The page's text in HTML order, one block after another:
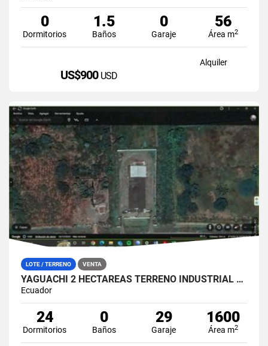
0
Dormitorios
1.5
Baños
0
Garaje
56
Área m2
Alquiler
US$900 USD
LOTE / TERRENO VENTA
YAGUACHI 2 HECTÁREAS TERRENO INDUSTRIAL EN VENTA | VIA MILAGRO KM 26
Ecuador
24
Dormitorios
0
Baños
29
Garaje
1600
Área m2